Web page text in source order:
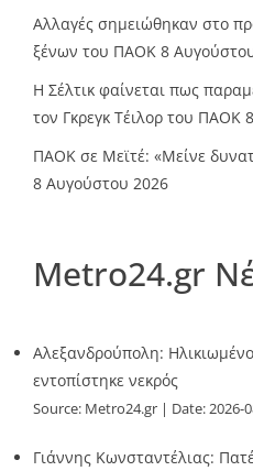
Αλλαγές σημειώθηκαν στο
ξένων του ΠΑΟΚ 8
Η Σέλτικ φαίνεται πως
τον Γκρεγκ Τέιλορ του ΠΑΟΚ
ΠΑΟΚ σε Μεϊτέ: «Μείνε
8 Αυγούστου 2026
Metro24.gr
Αλεξανδρούπολη:
εντοπίστηκε νεκρός
Source: Metro24.gr Date: 2026-
Γιάννης Κωνσταντέλιας: